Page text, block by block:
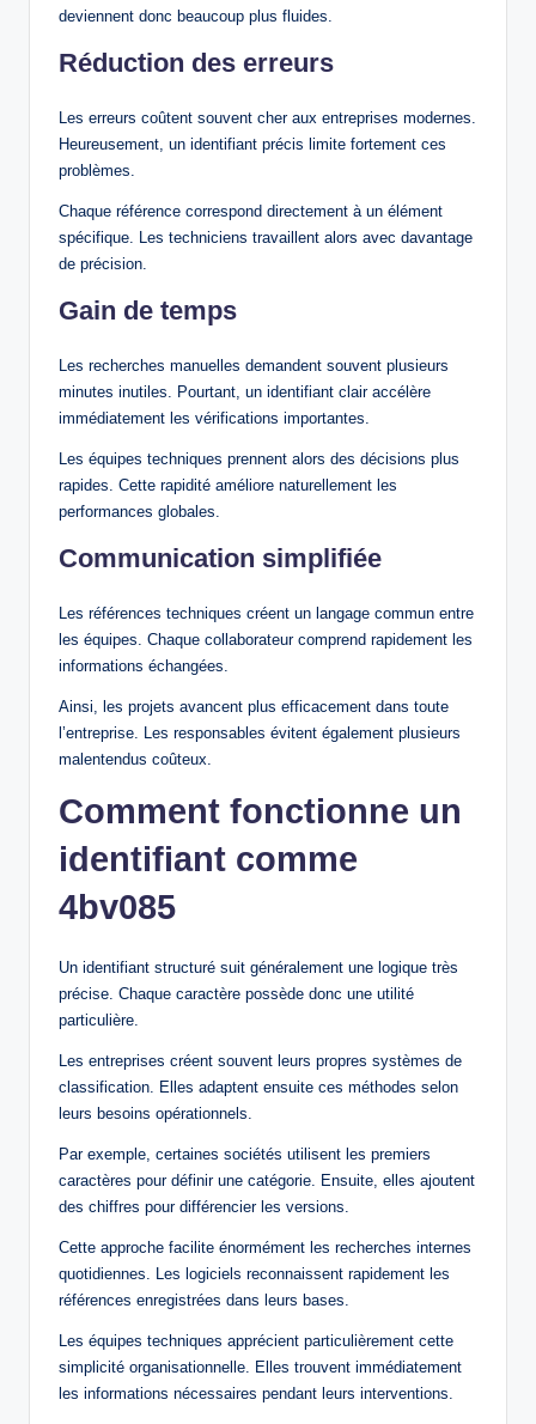
deviennent donc beaucoup plus fluides.
Réduction des erreurs
Les erreurs coûtent souvent cher aux entreprises modernes.
Heureusement, un identifiant précis limite fortement ces
problèmes.
Chaque référence correspond directement à un élément
spécifique. Les techniciens travaillent alors avec davantage
de précision.
Gain de temps
Les recherches manuelles demandent souvent plusieurs
minutes inutiles. Pourtant, un identifiant clair accélère
immédiatement les vérifications importantes.
Les équipes techniques prennent alors des décisions plus
rapides. Cette rapidité améliore naturellement les
performances globales.
Communication simplifiée
Les références techniques créent un langage commun entre
les équipes. Chaque collaborateur comprend rapidement les
informations échangées.
Ainsi, les projets avancent plus efficacement dans toute
l’entreprise. Les responsables évitent également plusieurs
malentendus coûteux.
Comment fonctionne un
identifiant comme
4bv085
Un identifiant structuré suit généralement une logique très
précise. Chaque caractère possède donc une utilité
particulière.
Les entreprises créent souvent leurs propres systèmes de
classification. Elles adaptent ensuite ces méthodes selon
leurs besoins opérationnels.
Par exemple, certaines sociétés utilisent les premiers
caractères pour définir une catégorie. Ensuite, elles ajoutent
des chiffres pour différencier les versions.
Cette approche facilite énormément les recherches internes
quotidiennes. Les logiciels reconnaissent rapidement les
références enregistrées dans leurs bases.
Les équipes techniques apprécient particulièrement cette
simplicité organisationnelle. Elles trouvent immédiatement
les informations nécessaires pendant leurs interventions.